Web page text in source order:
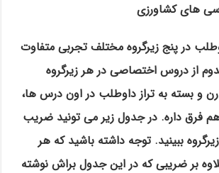
های کشاورزی
در پنج زیرگروه مختلف تجربی متفاوت
از دروس اختصاصی در هر زیرگروه
و بسته به تراز داوطلب در اون درس ها،
هم فرق داره. در جدول زیر می تونید ضریب
ببینید. توجه داشته باشید که هر
بر ضریبی که در این جدول براش نوشته